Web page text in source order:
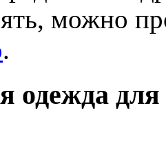
можно
.
одежда